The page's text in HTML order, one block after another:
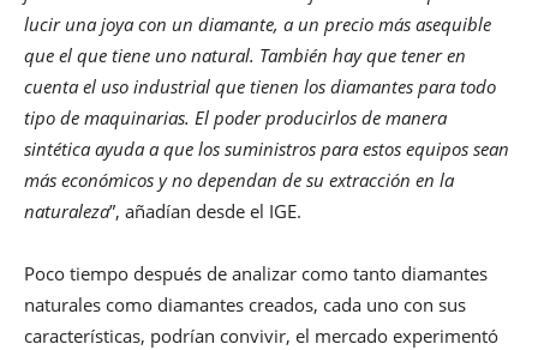
lucir una joya con un diamante, a un precio más asequible
que el que tiene uno natural. También hay que tener en
cuenta el uso industrial que tienen los diamantes para todo
tipo de maquinarias. El poder producirlos de manera
sintética ayuda a que los suministros para estos equipos sean
más económicos y no dependan de su extracción en la
naturaleza”, añadían desde el IGE.
Poco tiempo después de analizar como tanto diamantes
naturales como diamantes creados, cada uno con sus
características, podrían convivir, el mercado experimentó